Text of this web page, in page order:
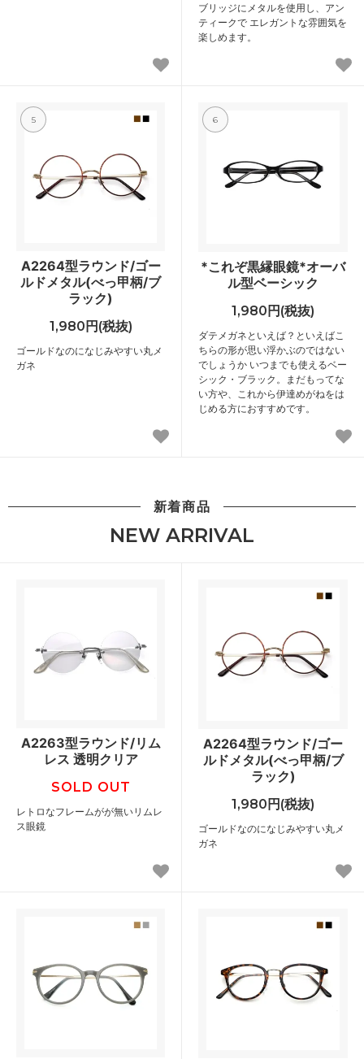
ブリッジにメタルを使用し、アン
ティークで エレガントな雰囲気を
楽しめます。
5
A2264型ラウンド/ゴー
ルドメタル(べっ甲柄/ブ
ラック)
1,980円(税抜)
ゴールドなのになじみやすい丸メ
ガネ
6
*これぞ黒縁眼鏡*オーバ
ル型ベーシック
1,980円(税抜)
ダテメガネといえば？といえばこ
ちらの形が思い浮かぶのではない
でしょうか いつまでも使えるベー
シック・ブラック。まだもってな
い方や、これから伊達めがねをは
じめる方におすすめです。
新着商品
NEW ARRIVAL
A2263型ラウンド/リム
レス 透明クリア
SOLD OUT
レトロなフレームがが無いリムレ
ス眼鏡
A2264型ラウンド/ゴー
ルドメタル(べっ甲柄/ブ
ラック)
1,980円(税抜)
ゴールドなのになじみやすい丸メ
ガネ